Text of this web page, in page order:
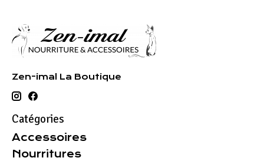
Zen-imal La Boutique
Catégories
Accessoires
Nourritures